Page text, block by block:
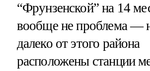
“Фрунзенской” на 14
вообще не проблема —
далеко от этого района
расположены станции